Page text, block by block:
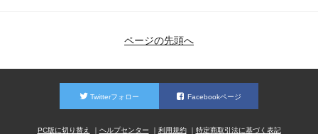
ページの先頭へ
Twitterフォロー Facebookページ
PC版に切り替え ヘルプセンター 利用規約 特定商取引法に基づく表記